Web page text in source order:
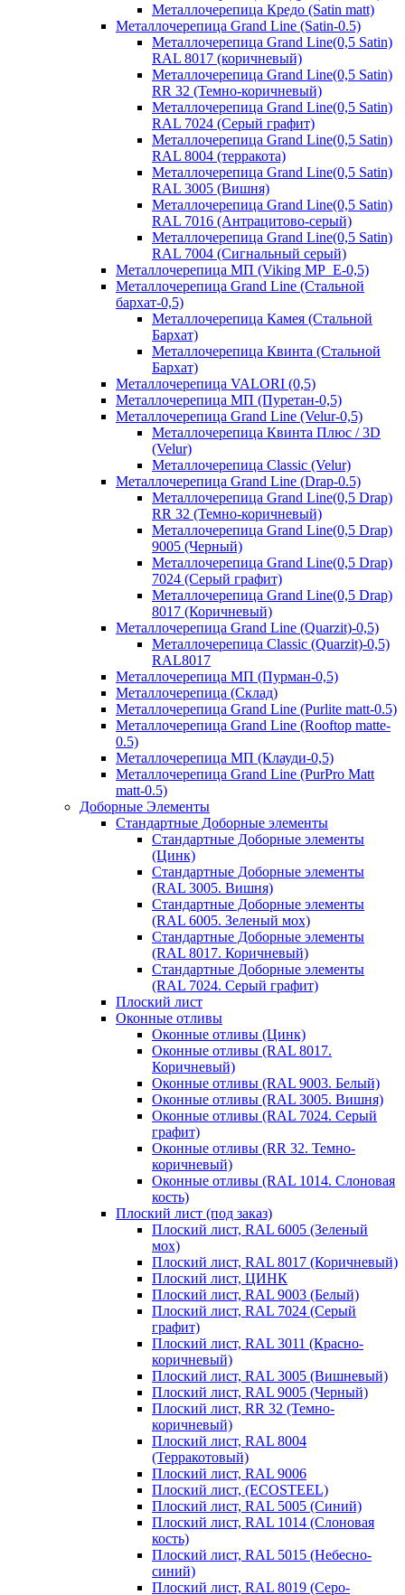
Металлочерепица Кредо (Satin matt)
Металлочерепица Grand Line (Satin-0.5)
Металлочерепица Grand Line(0,5 Satin)
RAL 8017 (коричневый)
Металлочерепица Grand Line(0,5 Satin)
RR 32 (Темно-коричневый)
Металлочерепица Grand Line(0,5 Satin)
RAL 7024 (Серый графит)
Металлочерепица Grand Line(0,5 Satin)
RAL 8004 (терракота)
Металлочерепица Grand Line(0,5 Satin)
RAL 3005 (Вишня)
Металлочерепица Grand Line(0,5 Satin)
RAL 7016 (Антрацитово-серый)
Металлочерепица Grand Line(0,5 Satin)
RAL 7004 (Сигнальный серый)
Металлочерепица МП (Viking MP_E-0,5)
Металлочерепица Grand Line (Стальной
бархат-0,5)
Металлочерепица Камея (Стальной
Бархат)
Металлочерепица Квинта (Стальной
Бархат)
Металлочерепица VALORI (0,5)
Металлочерепица МП (Пуретан-0,5)
Металлочерепица Grand Line (Velur-0,5)
Металлочерепица Квинта Плюс / 3D
(Velur)
Металлочерепица Classic (Velur)
Металлочерепица Grand Line (Drap-0.5)
Металлочерепица Grand Line(0,5 Drap)
RR 32 (Темно-коричневый)
Металлочерепица Grand Line(0,5 Drap)
9005 (Черный)
Металлочерепица Grand Line(0,5 Drap)
7024 (Серый графит)
Металлочерепица Grand Line(0,5 Drap)
8017 (Коричневый)
Металлочерепица Grand Line (Quarzit)-0,5)
Металлочерепица Classic (Quarzit)-0,5)
RAL8017
Металлочерепица МП (Пурман-0,5)
Металлочерепица (Склад)
Металлочерепица Grand Line (Purlite matt-0.5)
Металлочерепица Grand Line (Rooftop matte-
0.5)
Металлочерепица МП (Клауди-0,5)
Металлочерепица Grand Line (PurPro Matt
matt-0.5)
Доборные Элементы
Стандартные Доборные элементы
Стандартные Доборные элементы
(Цинк)
Стандартные Доборные элементы
(RAL 3005. Вишня)
Стандартные Доборные элементы
(RAL 6005. Зеленый мох)
Стандартные Доборные элементы
(RAL 8017. Коричневый)
Стандартные Доборные элементы
(RAL 7024. Серый графит)
Плоский лист
Оконные отливы
Оконные отливы (Цинк)
Оконные отливы (RAL 8017.
Коричневый)
Оконные отливы (RAL 9003. Белый)
Оконные отливы (RAL 3005. Вишня)
Оконные отливы (RAL 7024. Серый
графит)
Оконные отливы (RR 32. Темно-
коричневый)
Оконные отливы (RAL 1014. Слоновая
кость)
Плоский лист (под заказ)
Плоский лист, RAL 6005 (Зеленый
мох)
Плоский лист, RAL 8017 (Коричневый)
Плоский лист, ЦИНК
Плоский лист, RAL 9003 (Белый)
Плоский лист, RAL 7024 (Серый
графит)
Плоский лист, RAL 3011 (Красно-
коричневый)
Плоский лист, RAL 3005 (Вишневый)
Плоский лист, RAL 9005 (Черный)
Плоский лист, RR 32 (Темно-
коричневый)
Плоский лист, RAL 8004
(Терракотовый)
Плоский лист, RAL 9006
Плоский лист, (ECOSTEEL)
Плоский лист, RAL 5005 (Синий)
Плоский лист, RAL 1014 (Слоновая
кость)
Плоский лист, RAL 5015 (Небесно-
синий)
Плоский лист, RAL 8019 (Серо-